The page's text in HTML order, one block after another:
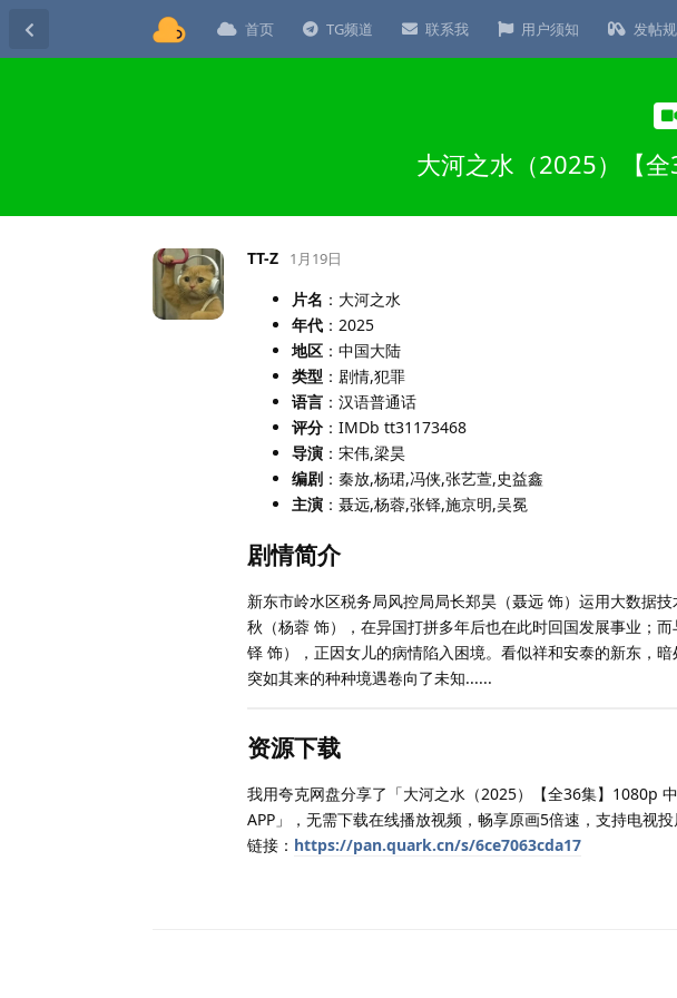
首页 TG频道 联系我 用户须知 发帖
大河之水（2025）【
TT-Z 1月19日
片名 ：大河之水
年代 ：2025
地区 ：中国大陆
类型 ：剧情,犯罪
语言 ：汉语普通话
评分 ：IMDb tt31173468
导演 ：宋伟,梁昊
编剧 ：秦放,杨珺,冯侠,张艺萱,史益鑫
主演 ：聂远,杨蓉,张铎,施京明,吴冕
剧情简介
新东市岭水区税务局风控局局长郑昊（聂远 饰）运用大数据
秋（杨蓉 饰），在异国打拼多年后也在此时回国发展事业；
铎 饰），正因女儿的病情陷入困境。看似祥和安泰的新东，
突如其来的种种境遇卷向了未知......
资源下载
我用夸克网盘分享了「大河之水（2025）【全36集】1080p
APP」，无需下载在线播放视频，畅享原画5倍速，支持电视投
链接： https://pan.quark.cn/s/6ce7063cda17